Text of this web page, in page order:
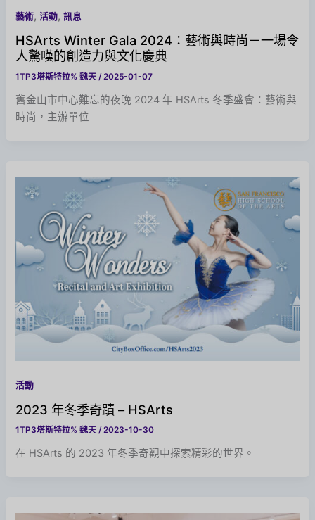
藝術,活動,訊息
HSArts Winter Gala 2024：藝術與時尚－一場令
人驚嘆的創造力與文化慶典
1TP3塔斯特拉% 魏天/2025-01-07
舊金山市中心難忘的夜晚 2024 年 HSArts 冬季盛會：藝術與
時尚，主辦單位
活動
2023 年冬季奇蹟 – HSArts
1TP3塔斯特拉% 魏天/2023-10-30
在 HSArts 的 2023 年冬季奇觀中探索精彩的世界。